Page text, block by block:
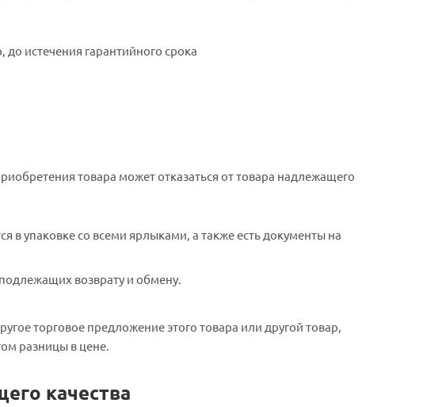
истечения гарантийного срока
товара может отказаться от товара надлежащего
в упаковке со всеми ярлыками, а также есть документы на
возврату и обмену.
торговое предложение этого товара или другой товар,
разницы в цене.
качества